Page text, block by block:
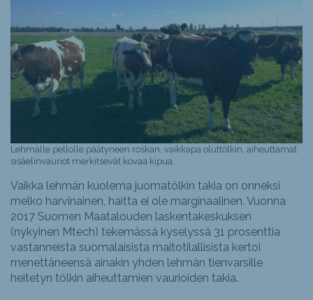
Lehmälle pellolle päätyneen roskan, vaikkapa oluttölkin, aiheuttamat
sisäelinvauriot merkitsevät kovaa kipua.
Vaikka lehmän kuolema juomatölkin takia on onneksi
melko harvinainen, haitta ei ole marginaalinen. Vuonna
2017 Suomen Maatalouden laskentakeskuksen
(nykyinen Mtech) tekemässä kyselyssä 31 prosenttia
vastanneista suomalaisista maitotilallisista kertoi
menettäneensä ainakin yhden lehmän tienvarsille
heitetyn tölkin aiheuttamien vaurioiden takia.